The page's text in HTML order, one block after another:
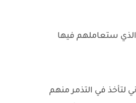
ستعاملهم فيها
لتأخذ في التذمر منهم